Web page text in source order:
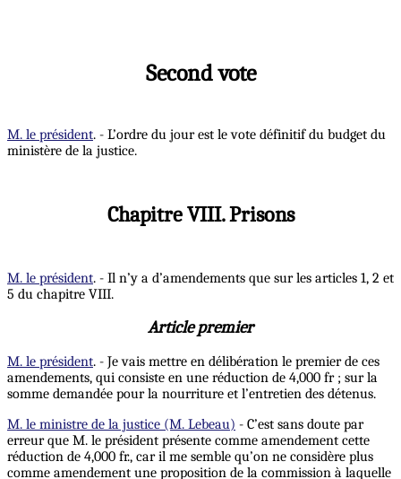
Second vote
M. le président. - L’ordre du jour est le vote définitif du budget du
ministère de la justice.
Chapitre VIII. Prisons
M. le président. - Il n’y a d’amendements que sur les articles 1, 2 et
5 du chapitre VIII.
Article premier
M. le président. - Je vais mettre en délibération le premier de ces
amendements, qui consiste en une réduction de 4,000 fr ; sur la
somme demandée pour la nourriture et l’entretien des détenus.
M. le ministre de la justice (M. Lebeau) - C’est sans doute par
erreur que M. le président présente comme amendement cette
réduction de 4,000 fr., car il me semble qu’on ne considère plus
comme amendement une proposition de la commission à laquelle